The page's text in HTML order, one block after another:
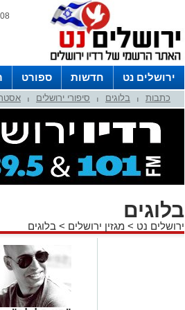
08 אוגוסט 2026 / 10:33
ירושלים נט חדשות ספורט
לפרסום ברדיו צרו קשר
לוח כתבות בלוגים סיפורי ירושלים
בלוגים
ירושלים נט > מגזין ירושלים > בלוגים